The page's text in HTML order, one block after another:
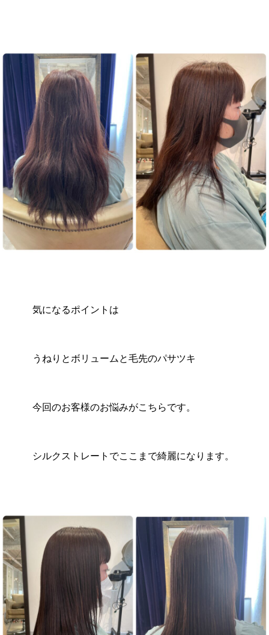
気になるポイントは
うねりとボリュームと毛先のパサツキ
今回のお客様のお悩みがこちらです。
シルクストレートでここまで綺麗になります。